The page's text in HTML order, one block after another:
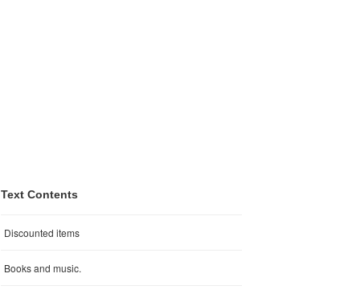
Text Contents
Discounted items
Books and music.